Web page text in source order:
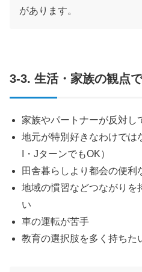
があります。
3-3. 生活・家族の観点
家族やパートナーが反対し
地元が特別好きなわけでは
I・JターンでもOK）
田舎暮らしより都会の便利
地域の慣習などつながりを
い
車の運転が苦手
教育の選択肢を多く持ちた